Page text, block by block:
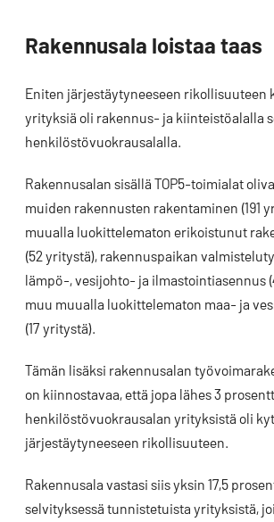
Rakennusala loistaa taas
Eniten järjestäytyneeseen rikollisuuteen
yrityksiä oli rakennus- ja kiinteistöalalla
henkilöstövuokrausalalla.
Rakennusalan sisällä TOP5-toimialat
muiden rakennusten rakentaminen (191
muualla luokittelematon erikoistunut
(52 yritystä), rakennuspaikan
lämpö-, vesijohto- ja ilmastointiasennus
muu muualla luokittelematon maa- ja
(17 yritystä).
Tämän lisäksi rakennusalan
on kiinnostavaa, että jopa lähes 3
henkilöstövuokrausalan yrityksistä oli
järjestäytyneeseen rikollisuuteen.
Rakennusala vastasi siis yksin 17,5
selvityksessä tunnistetuista yrityksistä,